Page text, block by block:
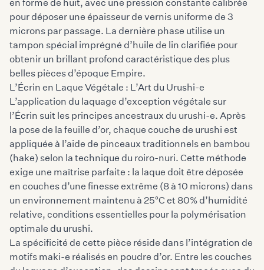
pour déposer une épaisseur de vernis uniforme de 3
microns par passage. La dernière phase utilise un
tampon spécial imprégné d’huile de lin clarifiée pour
obtenir un brillant profond caractéristique des plus
belles pièces d’époque Empire.
L’Écrin en Laque Végétale : L’Art du Urushi-e
L’application du laquage d’exception végétale sur
l’Écrin suit les principes ancestraux du urushi-e. Après
la pose de la feuille d’or, chaque couche de urushi est
appliquée à l’aide de pinceaux traditionnels en bambou
(hake) selon la technique du roiro-nuri. Cette méthode
exige une maîtrise parfaite : la laque doit être déposée
en couches d’une finesse extrême (8 à 10 microns) dans
un environnement maintenu à 25°C et 80% d’humidité
relative, conditions essentielles pour la polymérisation
optimale du urushi.
La spécificité de cette pièce réside dans l’intégration de
motifs maki-e réalisés en poudre d’or. Entre les couches